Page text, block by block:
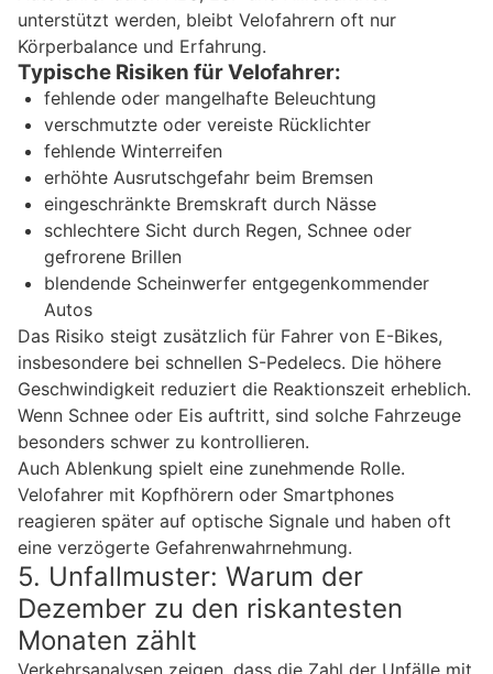
unterstützt werden, bleibt Velofahrern oft nur
Körperbalance und Erfahrung.
Typische Risiken für Velofahrer:
fehlende oder mangelhafte Beleuchtung
verschmutzte oder vereiste Rücklichter
fehlende Winterreifen
erhöhte Ausrutschgefahr beim Bremsen
eingeschränkte Bremskraft durch Nässe
schlechtere Sicht durch Regen, Schnee oder
gefrorene Brillen
blendende Scheinwerfer entgegenkommender
Autos
Das Risiko steigt zusätzlich für Fahrer von E-Bikes,
insbesondere bei schnellen S-Pedelecs. Die höhere
Geschwindigkeit reduziert die Reaktionszeit erheblich.
Wenn Schnee oder Eis auftritt, sind solche Fahrzeuge
besonders schwer zu kontrollieren.
Auch Ablenkung spielt eine zunehmende Rolle.
Velofahrer mit Kopfhörern oder Smartphones
reagieren später auf optische Signale und haben oft
eine verzögerte Gefahrenwahrnehmung.
5. Unfallmuster: Warum der
Dezember zu den riskantesten
Monaten zählt
Verkehrsanalysen zeigen, dass die Zahl der Unfälle mit